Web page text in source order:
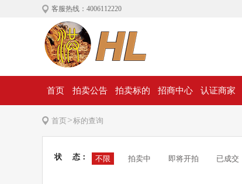
客服热线：4006112220
首页 拍卖公告 拍卖标的 招商中心 认证商家
首页>标的查询
状 态： 不限 拍卖中 即将开拍 已成交